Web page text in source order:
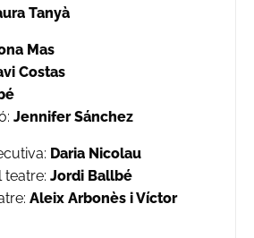
Tanyà
Mas
Costas
Jennifer Sánchez
Daria Nicolau
teatre: Jordi Ballbé
Aleix Arbonès i Víctor